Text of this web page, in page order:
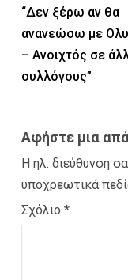
“Δεν ξέρω αν θα
ανανεώσω με
– Ανοιχτός σε
συλλόγους”
Αφήστε μια
Η ηλ. διεύθυνση
υποχρεωτικά
Σχόλιο *